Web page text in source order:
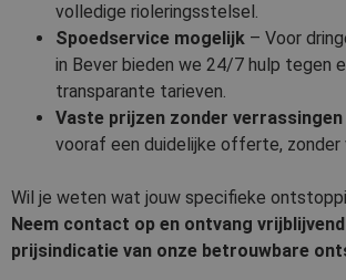
volledige rioleringsstelsel.
Spoedservice mogelijk – Voor
in Bever bieden we 24/7 hulp tegen
transparante tarieven.
Vaste prijzen zonder verrassingen
vooraf een duidelijke offerte, zonder
Wil je weten wat jouw specifieke
Neem contact op en ontvang
prijsindicatie van onze betrouwbare